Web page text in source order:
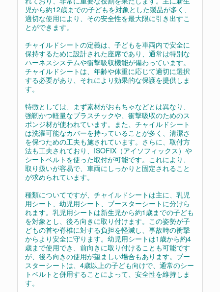
児から約12歳までの子どもを対象とした製品が多く、
適切な使用により、その安全性を最大限に引き出すこ
とができます。
チャイルドシートの定義は、子どもを車両内で安全に
保持するために設計された座席であり、通常は特別な
ハーネスシステムや衝撃吸収機能が備わっています。
チャイルドシートは、年齢や体重に応じて適切に選択
する必要があり、それにより効果的な保護を提供しま
す。
特徴としては、まず素材がおもちゃなどとは異なり、
強靭かつ軽量なプラスチックや、衝撃吸収のためのス
ポンジ材が使われています。また、チャイルドシート
は洗濯可能なカバーを持っていることが多く、清潔さ
を保つための工夫も施されています。さらに、取付方
法も工夫されており、ISOFIX（アイソフィックス）や
シートベルトを使った取付が可能です。これにより、
取り扱いが容易で、車両にしっかりと固定されること
が求められています。
種類についてですが、チャイルドシートは主に、乳児
用シート、幼児用シート、ブースターシートに分けら
れます。乳児用シートは新生児から約1歳までの子ども
を対象とし、後ろ向きに取り付けます。この姿勢が子
どもの首や脊椎に対する負担を軽減し、事故時の衝撃
からより安全に守ります。幼児用シートは1歳から約4
歳まで使用でき、前向きに取り付けることも可能です
が、後ろ向きの使用が望ましい場合もあります。ブー
スターシートは、4歳以上の子ども向けで、通常のシー
トベルトと併用することによって、安全性を維持しま
す。